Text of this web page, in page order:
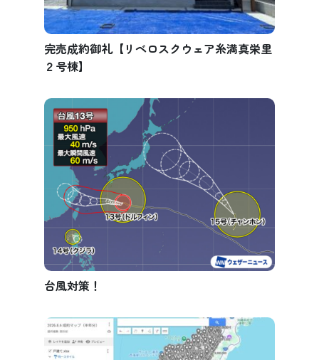
完売成約御礼【リベロスクウェア糸満真栄里
２号棟】
台風対策！